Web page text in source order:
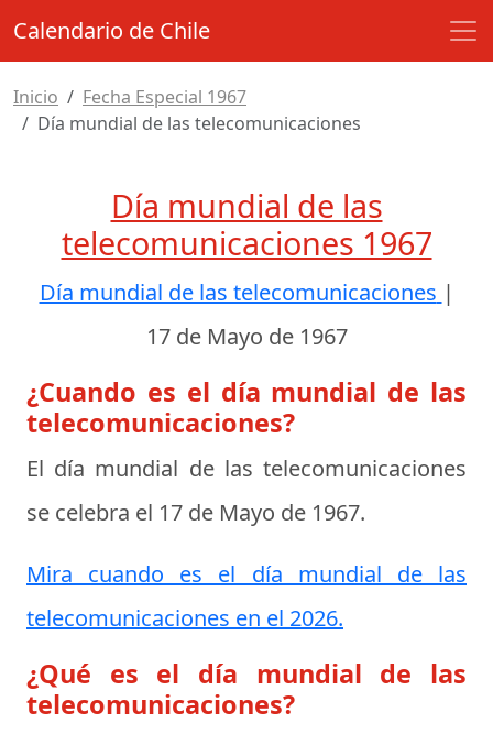
Calendario de Chile
Inicio
Fecha Especial 1967
Día mundial de las telecomunicaciones
Día mundial de las
telecomunicaciones 1967
Día mundial de las telecomunicaciones |
17 de Mayo de 1967
¿Cuando es el día mundial de las
telecomunicaciones?
El día mundial de las telecomunicaciones
se celebra el 17 de Mayo de 1967.
Mira cuando es el día mundial de las
telecomunicaciones en el 2026.
¿Qué es el día mundial de las
telecomunicaciones?